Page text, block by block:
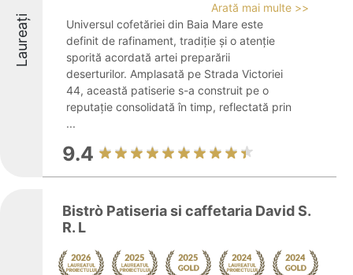
Laureați
Arată mai multe >>
Universul cofetăriei din Baia Mare este
definit de rafinament, tradiție și o atenție
sporită acordată artei preparării
deserturilor. Amplasată pe Strada Victoriei
44, această patiserie s-a construit pe o
reputație consolidată în timp, reflectată prin
...
9.4
Bistrò Patiseria si caffetaria David S.
R. L